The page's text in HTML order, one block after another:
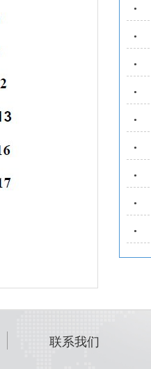
•
•
•
•
•
•
•
•
•
联系我们